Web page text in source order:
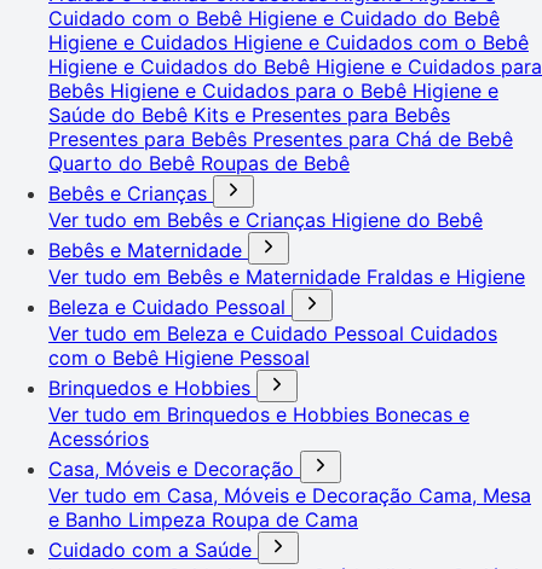
Cuidado com o Bebê Higiene e Cuidado do Bebê
Higiene e Cuidados Higiene e Cuidados com o Bebê
Higiene e Cuidados do Bebê Higiene e Cuidados para
Bebês Higiene e Cuidados para o Bebê Higiene e
Saúde do Bebê Kits e Presentes para Bebês
Presentes para Bebês Presentes para Chá de Bebê
Quarto do Bebê Roupas de Bebê
Bebês e Crianças
Ver tudo em Bebês e Crianças Higiene do Bebê
Bebês e Maternidade
Ver tudo em Bebês e Maternidade Fraldas e Higiene
Beleza e Cuidado Pessoal
Ver tudo em Beleza e Cuidado Pessoal Cuidados
com o Bebê Higiene Pessoal
Brinquedos e Hobbies
Ver tudo em Brinquedos e Hobbies Bonecas e
Acessórios
Casa, Móveis e Decoração
Ver tudo em Casa, Móveis e Decoração Cama, Mesa
e Banho Limpeza Roupa de Cama
Cuidado com a Saúde